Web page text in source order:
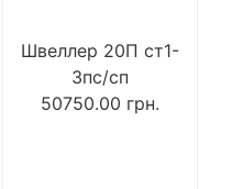
Швеллер 20П ст1-
3пс/сп
50750.00 грн.